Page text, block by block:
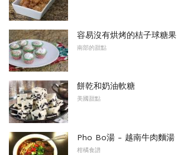
容易沒有烘烤的桔子球糖果
南部的甜點
餅乾和奶油軟糖
美國甜點
Pho Bo湯 - 越南牛肉麵湯
柑橘食譜